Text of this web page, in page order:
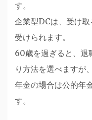
す。
企業型DCは、受け
受けられます。
60歳を過ぎると、退
り方法を選べますが
年金の場合は公的年
す。